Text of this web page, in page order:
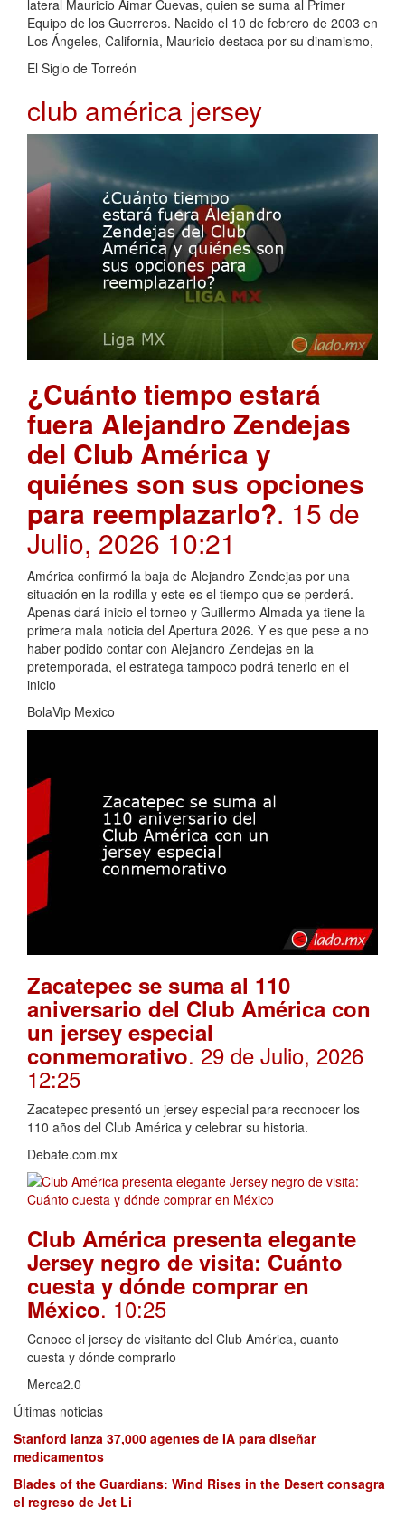
lateral Mauricio Aimar Cuevas, quien se suma al Primer
Equipo de los Guerreros. Nacido el 10 de febrero de 2003 en
Los Ángeles, California, Mauricio destaca por su dinamismo,
El Siglo de Torreón
club américa jersey
¿Cuánto tiempo estará
fuera Alejandro Zendejas
del Club América y
quiénes son sus opciones
para reemplazarlo?. 15 de
Julio, 2026 10:21
América confirmó la baja de Alejandro Zendejas por una
situación en la rodilla y este es el tiempo que se perderá.
Apenas dará inicio el torneo y Guillermo Almada ya tiene la
primera mala noticia del Apertura 2026. Y es que pese a no
haber podido contar con Alejandro Zendejas en la
pretemporada, el estratega tampoco podrá tenerlo en el
inicio
BolaVip Mexico
Zacatepec se suma al 110
aniversario del Club América con
un jersey especial
conmemorativo. 29 de Julio, 2026
12:25
Zacatepec presentó un jersey especial para reconocer los
110 años del Club América y celebrar su historia.
Debate.com.mx
Club América presenta elegante
Jersey negro de visita: Cuánto
cuesta y dónde comprar en
México. 10:25
Conoce el jersey de visitante del Club América, cuanto
cuesta y dónde comprarlo
Merca2.0
Últimas noticias
Stanford lanza 37,000 agentes de IA para diseñar
medicamentos
Blades of the Guardians: Wind Rises in the Desert consagra
el regreso de Jet Li